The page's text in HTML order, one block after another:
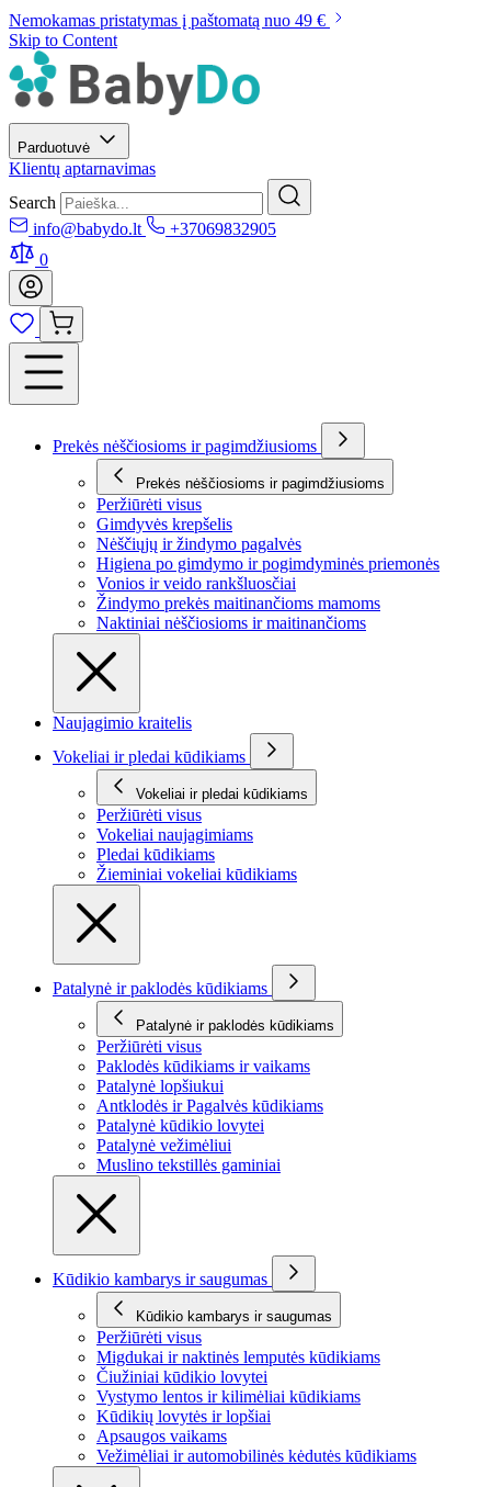
Nemokamas pristatymas į paštomatą nuo 49 €
Skip to Content
Parduotuvė
Klientų aptarnavimas
Search
info@babydo.lt
+37069832905
0
Prekės nėščiosioms ir pagimdžiusioms
Prekės nėščiosioms ir pagimdžiusioms
Peržiūrėti visus
Gimdyvės krepšelis
Nėščiųjų ir žindymo pagalvės
Higiena po gimdymo ir pogimdyminės priemonės
Vonios ir veido rankšluosčiai
Žindymo prekės maitinančioms mamoms
Naktiniai nėščiosioms ir maitinančioms
Naujagimio kraitelis
Vokeliai ir pledai kūdikiams
Vokeliai ir pledai kūdikiams
Peržiūrėti visus
Vokeliai naujagimiams
Pledai kūdikiams
Žieminiai vokeliai kūdikiams
Patalynė ir paklodės kūdikiams
Patalynė ir paklodės kūdikiams
Peržiūrėti visus
Paklodės kūdikiams ir vaikams
Patalynė lopšiukui
Antklodės ir Pagalvės kūdikiams
Patalynė kūdikio lovytei
Patalynė vežimėliui
Muslino tekstillės gaminiai
Kūdikio kambarys ir saugumas
Kūdikio kambarys ir saugumas
Peržiūrėti visus
Migdukai ir naktinės lemputės kūdikiams
Čiužiniai kūdikio lovytei
Vystymo lentos ir kilimėliai kūdikiams
Kūdikių lovytės ir lopšiai
Apsaugos vaikams
Vežimėliai ir automobilinės kėdutės kūdikiams